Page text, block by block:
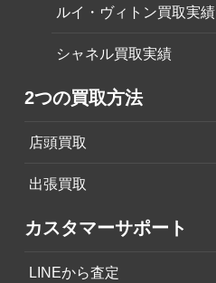
ルイ・ヴィトン買取実績
シャネル買取実績
2つの買取方法
店頭買取
出張買取
カスタマーサポート
LINEから査定